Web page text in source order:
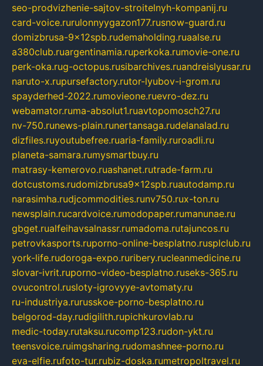
seo-prodvizhenie-sajtov-stroitelnyh-kompanij.ru
card-voice.rurulonnyygazon177.rusnow-guard.ru
domizbrusa-9x12spb.rudemaholding.ruaalse.ru
a380club.ruargentinamia.ruperkoka.rumovie-one.ru
perk-oka.rug-octopus.rusibarchives.ruandreislyusar.ru
naruto-x.rupursefactory.rutor-lyubov-i-grom.ru
spayderhed-2022.rumovieone.ruevro-dez.ru
webamator.ruma-absolut1.ruavtopomosch27.ru
nv-750.runews-plain.runertansaga.rudelanalad.ru
dizfiles.ruyoutubefree.ruaria-family.ruroadli.ru
planeta-samara.rumysmartbuy.ru
matrasy-kemerovo.ruashanet.rutrade-farm.ru
dotcustoms.rudomizbrusa9x12spb.ruautodamp.ru
narasimha.rudjcommodities.runv750.rux-ton.ru
newsplain.rucardvoice.rumodopaper.rumanunae.ru
gbget.rualfeihavsalnassr.rumadoma.rutajuncos.ru
petrovkasports.ruporno-online-besplatno.rusplclub.ru
york-life.rudoroga-expo.ruribery.rucleanmedicine.ru
slovar-ivrit.ruporno-video-besplatno.ruseks-365.ru
ovucontrol.rusloty-igrovyye-avtomaty.ru
ru-industriya.rurusskoe-porno-besplatno.ru
belgorod-day.rudigilith.rupichkurovlab.ru
medic-today.rutaksu.rucomp123.rudon-ykt.ru
teensvoice.ruimgsharing.rudomashnee-porno.ru
eva-elfie.rufoto-tur.rubiz-doska.rumetropoltravel.ru